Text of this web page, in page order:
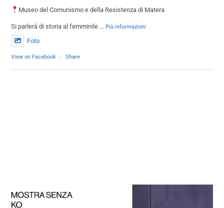
Museo del Comunismo e della Resistenza di Matera
Si parlerà di storia al femminile ... Più informazioni
Foto
View on Facebook · Share